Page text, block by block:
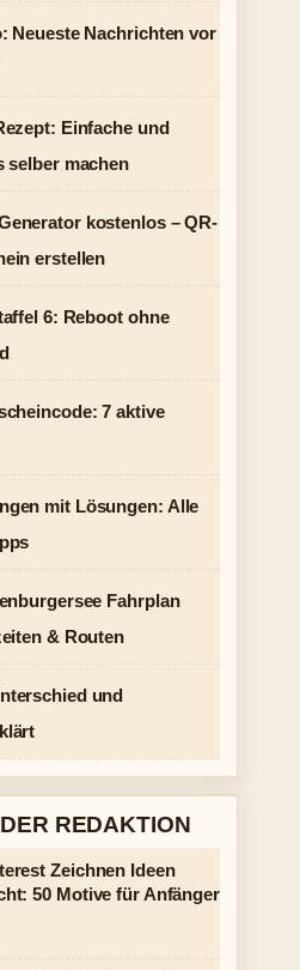
Neueste Nachrichten vor
Einfache und
selber machen
kostenlos – QR-
erstellen
6: Reboot ohne
7 aktive
mit Lösungen: Alle
Fahrplan
& Routen
und
REDAKTION
Zeichnen Ideen
50 Motive für Anfänger